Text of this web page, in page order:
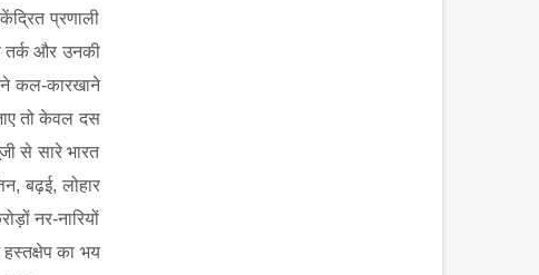
प्रणाली
तर्क और उनकी
कल-कारखाने
तो केवल दस
से सारे भारत
, बढ़ई, लोहार
नर-नारियों
का भय